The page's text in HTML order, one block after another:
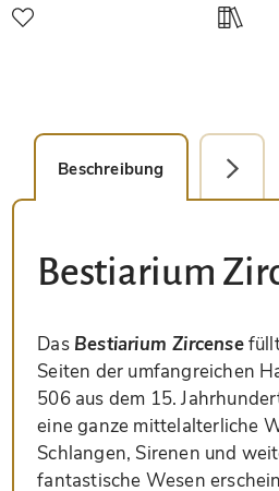
Beschreibung
Bestiarium
Das Bestiarium Zircense
Seiten der umfangreichen
506 aus dem 15.
eine ganze mittelalterliche
Schlangen, Sirenen und
fantastische Wesen